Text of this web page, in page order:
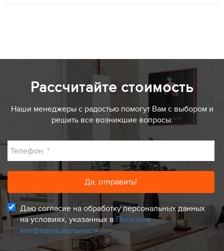
Рассчитайте стоимость
Наши менеджеры с радостью помогут Вам с выбором и
решить все возникшие вопросы.
Телефон: *
Даю согласие на обработку персональных данных
на условиях, указанных в Политике
конфиденциальности